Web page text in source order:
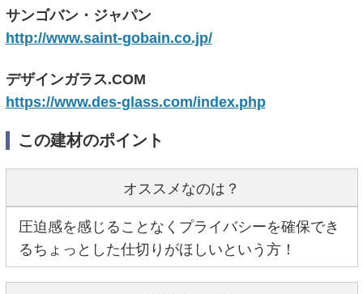
サンゴバン・ジャパン
http://www.saint-gobain.co.jp/
デザインガラス.COM
https://www.des-glass.com/index.php
この建材のポイント
オススメなのは？
圧迫感を感じることなくプライバシーを確保でき
るちょっとした仕切りがほしいという方！